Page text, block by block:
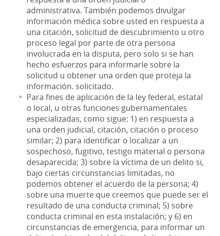
administrativa. También podemos divulgar
información médica sobre usted en respuesta a
una citación, solicitud de descubrimiento u otro
proceso legal por parte de otra persona
involucrada en la disputa, pero solo si se han
hecho esfuerzos para informarle sobre la
solicitud u obtener una orden que proteja la
información. solicitado.
Para fines de aplicación de la ley federal, estatal
o local, u otras funciones gubernamentales
especializadas, como sigue: 1) en respuesta a
una orden judicial, citación, citación o proceso
similar; 2) para identificar o localizar a un
sospechoso, fugitivo, testigo material o persona
desaparecida; 3) sobre la víctima de un delito si,
bajo ciertas circunstancias limitadas, no
podemos obtener el acuerdo de la persona; 4)
sobre una muerte que creemos que puede ser el
resultado de una conducta criminal; 5) sobre
conducta criminal en esta instalación; y 6) en
circunstancias de emergencia, para informar un